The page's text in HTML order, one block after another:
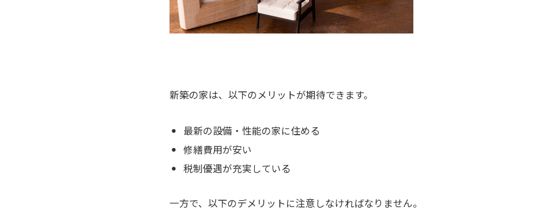
新築の家は、以下のメリットが期待できます。
最新の設備・性能の家に住める
修繕費用が安い
税制優遇が充実している
一方で、以下のデメリットに注意しなければなりません。